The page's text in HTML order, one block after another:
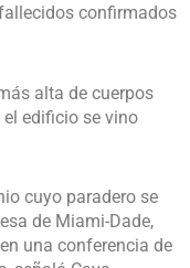
confirmados
alta de cuerpos
edificio se vino
cuyo paradero se
de Miami-Dade,
una conferencia de